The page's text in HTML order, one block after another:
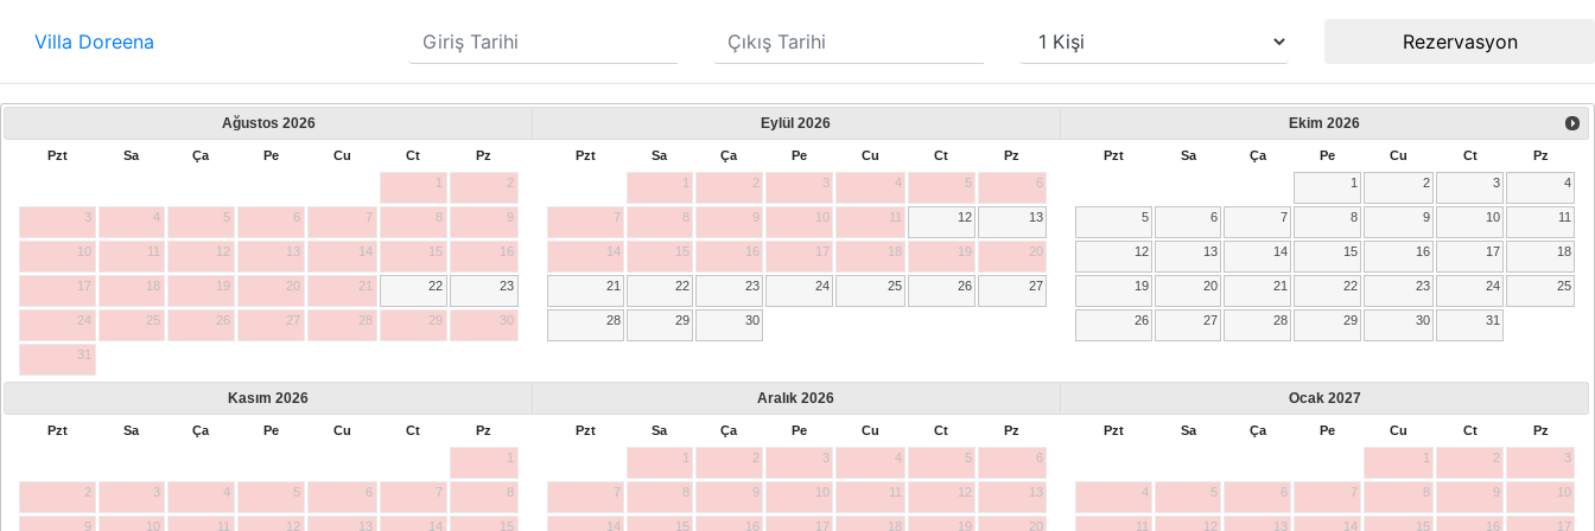
Villa Doreena Rezervasyon
Ağustos 2026
Pzt Sa Ça Pe Cu Ct
Pz
1
2
3 4 5 6 7 8 9
10 11 12 13 14 15 16
17 18 19 20 21 22 23
24 25 26 27 28 29 30
31
Eylül 2026
Pzt Sa Ça Pe Cu Ct
Pz
1
2 3 4 5 6
7 8 9 10 11 12 13
14 15 16 17 18 19 20
21 22 23 24 25 26 27
28 29 30
Ekim 2026
Pzt Sa Ça Pe Cu Ct
Pz
1
2 3 4
5 6 7 8 9 10 11
12 13 14 15 16 17 18
19 20 21 22 23 24 25
26 27 28 29 30 31
Kasım 2026
Pzt Sa Ça Pe Cu Ct
Pz
1
2 3 4 5 6 7 8
9 10 11 12 13 14 15
Aralık 2026
Pzt Sa Ça Pe Cu Ct
Pz
1
2 3 4 5 6
7 8 9 10 11 12 13
14 15 16 17 18 19 20
Ocak 2027
Pzt Sa Ça Pe Cu Ct
Pz
1
2 3
4 5 6 7 8 9 10
11 12 13 14 15 16 17